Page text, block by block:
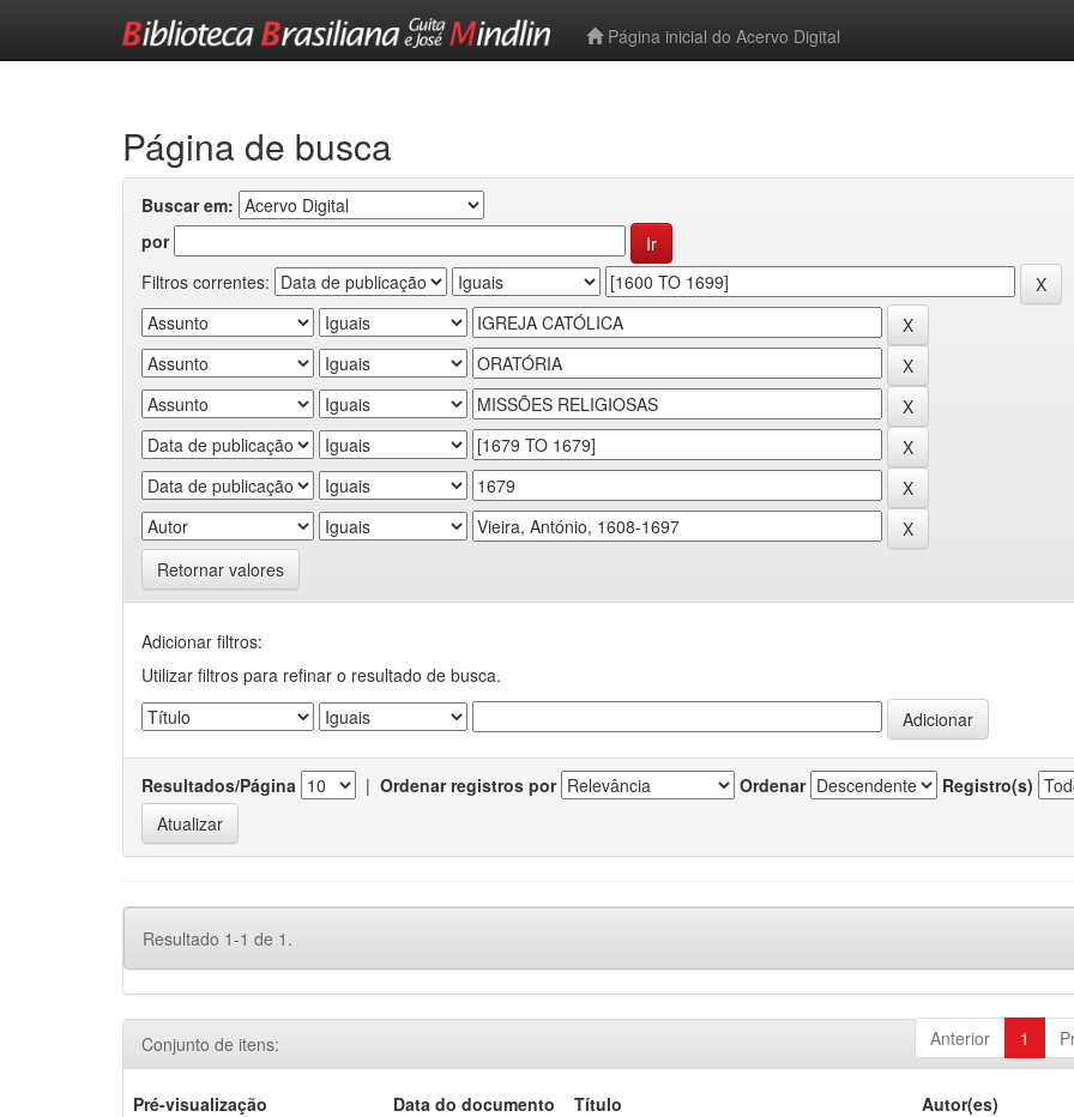
Página inicial do Acervo Digital
Página de busca
Buscar em:
por
Filtros correntes:
Retornar valores
Adicionar filtros:
Utilizar filtros para refinar o resultado de busca.
Resultados/Página | Ordenar registros por Ordenar Registro(s)
Resultado 1-1 de 1.
Anterior 1
Conjunto de itens:
Pré-visualização Data do documento Título
Autor(es)